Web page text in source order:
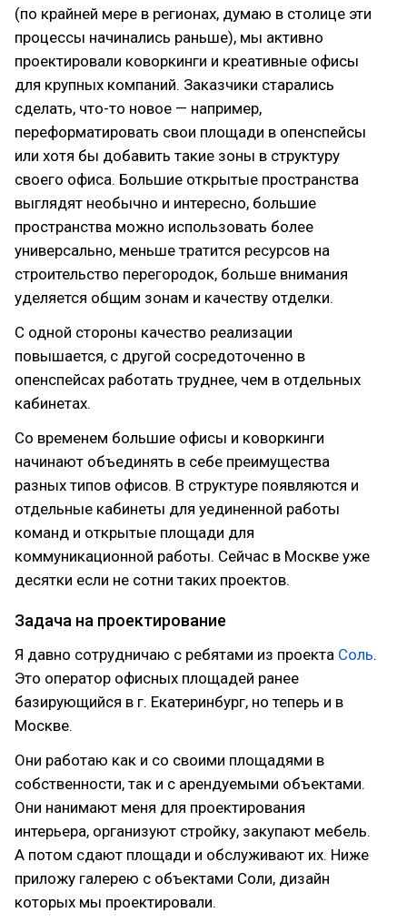
(по крайней мере в регионах, думаю в столице эти
процессы начинались раньше), мы активно
проектировали коворкинги и креативные офисы
для крупных компаний. Заказчики старались
сделать, что-то новое — например,
переформатировать свои площади в опенспейсы
или хотя бы добавить такие зоны в структуру
своего офиса. Большие открытые пространства
выглядят необычно и интересно, большие
пространства можно использовать более
универсально, меньше тратится ресурсов на
строительство перегородок, больше внимания
уделяется общим зонам и качеству отделки.
С одной стороны качество реализации
повышается, с другой сосредоточенно в
опенспейсах работать труднее, чем в отдельных
кабинетах.
Со временем большие офисы и коворкинги
начинают объединять в себе преимущества
разных типов офисов. В структуре появляются и
отдельные кабинеты для уединенной работы
команд и открытые площади для
коммуникационной работы. Сейчас в Москве уже
десятки если не сотни таких проектов.
Задача на проектирование
Я давно сотрудничаю с ребятами из проекта Соль.
Это оператор офисных площадей ранее
базирующийся в г. Екатеринбург, но теперь и в
Москве.
Они работаю как и со своими площадями в
собственности, так и с арендуемыми объектами.
Они нанимают меня для проектирования
интерьера, организуют стройку, закупают мебель.
А потом сдают площади и обслуживают их. Ниже
приложу галерею с объектами Соли, дизайн
которых мы проектировали.